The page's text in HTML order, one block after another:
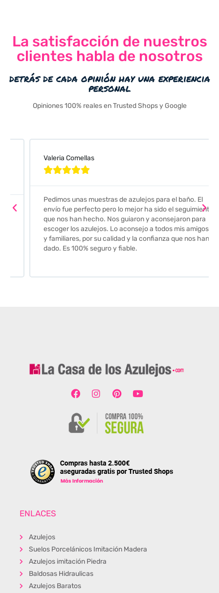
La satisfacción de nuestros
clientes habla de nosotros
detrás de cada opinión hay una experiencia
personal
Opiniones 100% reales en Trusted Shops y Google
Valeria Comellas

Pedimos unas muestras de azulejos para el baño. El
envío fue perfecto pero lo mejor ha sido el seguimiento
que nos han hecho. Nos guiaron y aconsejaron para
escoger los azulejos. Lo aconsejo a todos mis amigos
y familiares, por su calidad y la confianza que nos han
dado. Es 100% seguro y fiable.
ENLACES
Azulejos
Suelos Porcelánicos Imitación Madera
Azulejos imitación Piedra
Baldosas Hidraulicas
Azulejos Baratos